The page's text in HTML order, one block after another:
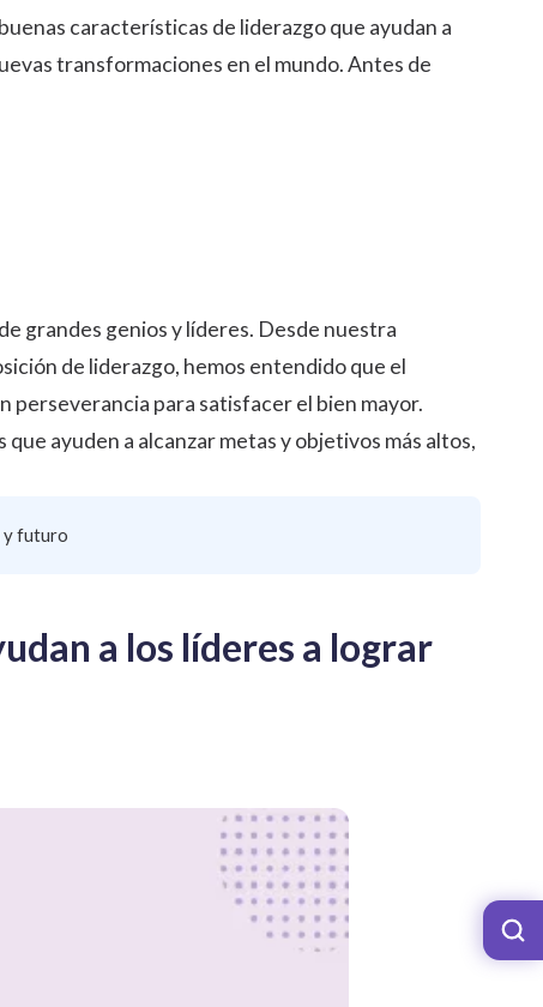
características de liderazgo que ayudan a
transformaciones en el mundo. Antes de
grandes genios y líderes. Desde nuestra
de liderazgo, hemos entendido que el
perseverancia para satisfacer el bien mayor.
ayuden a alcanzar metas y objetivos más altos,
y futuro
a los líderes a lograr